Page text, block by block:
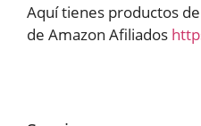
Aquí tienes productos de
de Amazon Afiliados